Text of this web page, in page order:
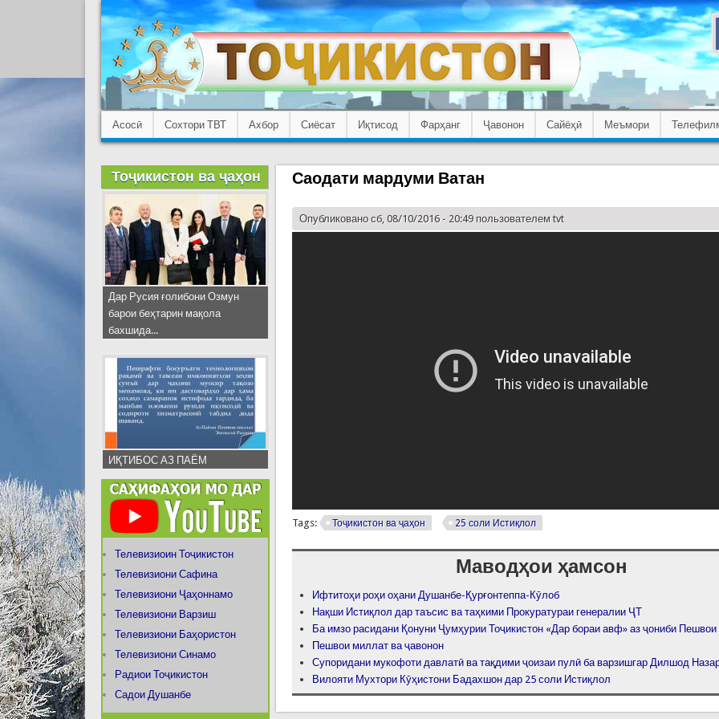
Асосӣ Сохтори ТВТ Ахбор Сиёсат Иқтисод Фарҳанг Ҷавонон Сайёҳӣ Меъмори
Саодати мардуми Ватан
Опубликовано сб, 08/10/2016 - 20:49 пользователемtvt
Tags: Тоҷикистон ва ҷаҳон 25 соли Истиқлол
Маводҳои ҳамсон
Ифтитоҳи роҳи оҳани Душанбе-Қурғонтеппа-Кӯлоб
Нақши Истиқлол дар таъсис ва таҳкими Прокуратураи генералии ҶТ
Ба имзо расидани Қонуни Ҷумҳурии Тоҷикистон «Дар бораи авф» аз ҷониби
Пешвои миллат ва ҷавонон
Супоридани мукофоти давлатӣ ва тақдими ҷоизаи пулӣ ба варзишгар Дилшод
Вилояти Мухтори Кӯҳистони Бадахшон дар 25 соли Истиқлол
Тоҷикистон ва ҷаҳон
Дар Русия ғолибони Озмун
барои беҳтарин мақола
бахшида...
ИҚТИБОС АЗ ПАЁМ
Телевизиоин Тоҷикистон
Телевизиони Сафина
Телевизиони Ҷаҳоннамо
Телевизиони Варзиш
Телевизиони Баҳористон
Телевизиони Синамо
Радиои Тоҷикистон
Садои Душанбе